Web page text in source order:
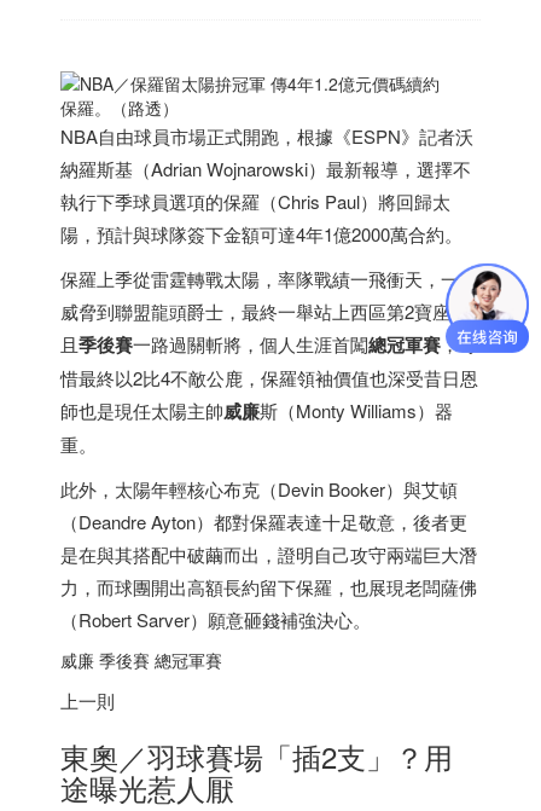
保羅。（路透）
NBA自由球員市場正式開跑，根據《ESPN》記者沃
納羅斯基（Adrian Wojnarowski）最新報導，選擇不
執行下季球員選項的保羅（Chris Paul）將回歸太
陽，預計與球隊簽下金額可達4年1億2000萬合約。
保羅上季從雷霆轉戰太陽，率隊戰績一飛衝天，一度
威脅到聯盟龍頭爵士，最終一舉站上西區第2寶座，
且季後賽一路過關斬將，個人生涯首闖總冠軍賽，可
惜最終以2比4不敵公鹿，保羅領袖價值也深受昔日恩
師也是現任太陽主帥威廉斯（Monty Williams）器
重。
此外，太陽年輕核心布克（Devin Booker）與艾頓
（Deandre Ayton）都對保羅表達十足敬意，後者更
是在與其搭配中破繭而出，證明自己攻守兩端巨大潛
力，而球團開出高額長約留下保羅，也展現老闆薩佛
（Robert Sarver）願意砸錢補強決心。
威廉 季後賽 總冠軍賽
上一則
東奧／羽球賽場「插2支」？用
途曝光惹人厭